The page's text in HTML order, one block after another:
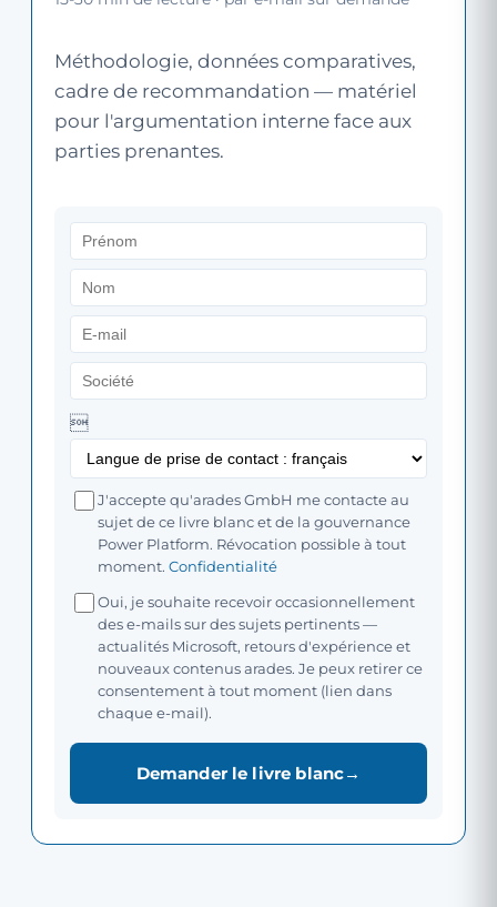
Méthodologie, données comparatives,
cadre de recommandation — matériel
pour l'argumentation interne face aux
parties prenantes.

J'accepte qu'arades GmbH me contacte au
sujet de ce livre blanc et de la gouvernance
Power Platform. Révocation possible à tout
moment. Confidentialité
Oui, je souhaite recevoir occasionnellement
des e-mails sur des sujets pertinents —
actualités Microsoft, retours d'expérience et
nouveaux contenus arades. Je peux retirer ce
consentement à tout moment (lien dans
chaque e-mail).
Demander le livre blanc